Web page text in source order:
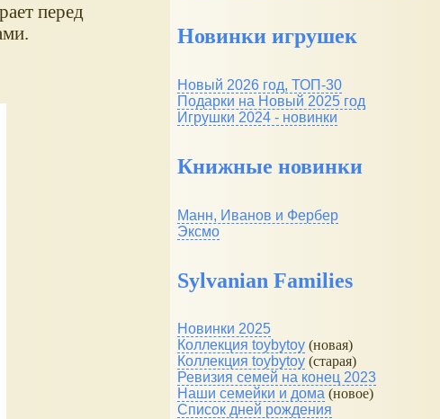
перед
Новинки игрушек
Новый 2026 год, ТОП-30
Подарки на Новый 2025 год
Игрушки 2024 - новинки
Книжные новинки
Манн, Иванов и Фербер
Эксмо
Sylvanian Families
Новинки 2025
Коллекция toybytoy (новая)
Коллекция toybytoy (старая)
Ревизия семей на конец 2023
Наши семейки и дома (новое)
Список дней рождения